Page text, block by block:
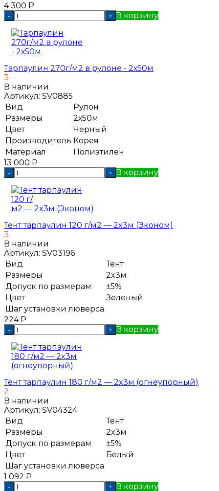
4 300 Р
- + В корзину
Тарпаулин 270г/м2 в рулоне - 2х50м
3
В наличии
Артикул: SV0885
Вид
Рулон
Размеры
2х50м
Цвет
Черный
Производитель Корея
Материал
Полиэтилен
13 000 Р
- + В корзину
Тент тарпаулин 120 г/м2 — 2x3м (Эконом)
3
В наличии
Артикул: SV03196
Вид
Тент
Размеры
2x3м
Допуск по размерам
±5%
Цвет
Зеленый
Шаг установки люверса
224 Р
- + В корзину
Тент тарпаулин 180 г/м2 — 2x3м (огнеупорный)
2
В наличии
Артикул: SV04324
Вид
Тент
Размеры
2x3м
Допуск по размерам
±5%
Цвет
Белый
Шаг установки люверса
1 092 Р
- + В корзину